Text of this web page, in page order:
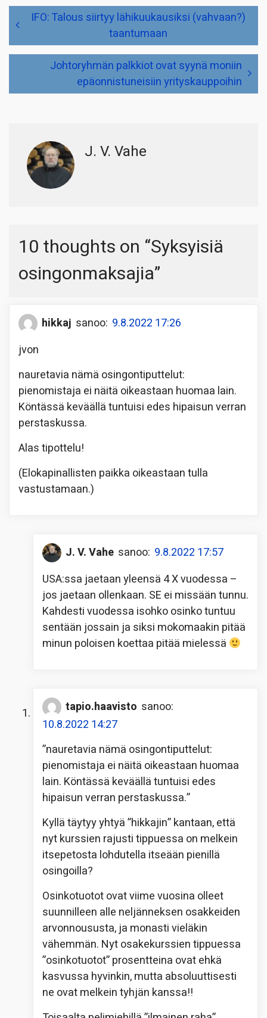
Artikkelien
selausIFO: Talous siirtyy lähikuukausiksi (vahvaan?)
taantumaan
Johtoryhmän palkkiot ovat syynä moniin
epäonnistuneisiin yrityskauppoihin
J. V. Vahe
10 thoughts on “Syksyisiä
osingonmaksajia”
hikkaj sanoo: 9.8.2022 17:26
jvon
nauretavia nämä osingontiputtelut:
pienomistaja ei näitä oikeastaan huomaa lain.
Köntässä keväällä tuntuisi edes hipaisun verran
perstaskussa.
Alas tipottelu!
(Elokapinallisten paikka oikeastaan tulla
vastustamaan.)
J. V. Vahe sanoo: 9.8.2022 17:57
USA:ssa jaetaan yleensä 4 X vuodessa –
jos jaetaan ollenkaan. SE ei missään tunnu.
Kahdesti vuodessa isohko osinko tuntuu
sentään jossain ja siksi mokomaakin pitää
minun poloisen koettaa pitää mielessä
tapio.haavisto sanoo:
10.8.2022 14:27
”nauretavia nämä osingontiputtelut:
pienomistaja ei näitä oikeastaan huomaa
lain. Köntässä keväällä tuntuisi edes
hipaisun verran perstaskussa.”
Kyllä täytyy yhtyä ”hikkajin” kantaan, että
nyt kurssien rajusti tippuessa on melkein
itsepetosta lohdutella itseään pienillä
osingoilla?
Osinkotuotot ovat viime vuosina olleet
suunnilleen alle neljänneksen osakkeiden
arvonnoususta, ja monasti vieläkin
vähemmän. Nyt osakekurssien tippuessa
”osinkotuotot” prosentteina ovat ehkä
kasvussa hyvinkin, mutta absoluuttisesti
ne ovat melkein tyhjän kanssa!!